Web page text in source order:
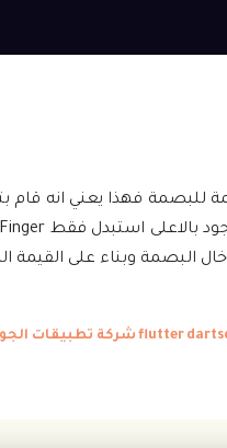
للبصمة فهذا يعني انه
البصمة وبناء على القيمة
شركة تطبيقات